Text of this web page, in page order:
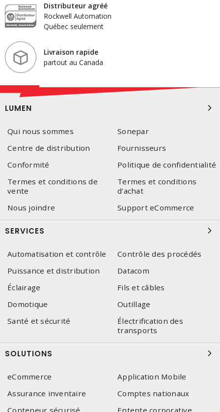
Distributeur agréé
Rockwell Automation
Québec seulement
Livraison rapide
partout au Canada
LUMEN
Qui nous sommes
Sonepar
Centre de distribution
Fournisseurs
Conformité
Politique de confidentialité
Termes et conditions de
vente
Termes et conditions
d'achat
Nous joindre
Support eCommerce
SERVICES
Automatisation et contrôle
Contrôle des procédés
Puissance et distribution
Datacom
Éclairage
Fils et câbles
Domotique
Outillage
Santé et sécurité
Électrification des
transports
SOLUTIONS
eCommerce
Application Mobile
Assurance inventaire
Comptes nationaux
Conteneur sécurisé
Entente corporative